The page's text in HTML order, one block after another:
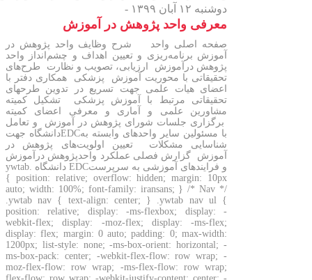
دوشنبه ۱۲ آبان ۱۳۹۹ -
معرفی واحد پژوهش در آموزش
صفحه اصلی واحد شرح وظایف واحد پژوهش در
آموزش برنامه‌ریزی و تعیین اهداف و چشم‌انداز واحد
پژوهش درآموزش ارزیابی، تصویب و نظارت طرح‌های
تحقیقاتی با محوریت آموزش پزشکی همکاری دفتر با
اعضای هیات علمی جهت تسریع در تدوین طرحهای
تحقیقاتی مرتبط با آموزش پزشکی تشکیل کمیته
مشاورین علمی و آماری و معرفی اعضای کمیته
برگزاری جلسات شورای پژوهش در آموزش و تعامل
با مسئولین سایر واحدهای وابسته بهEDCدانشگاه جهت
شناسایی مشکلات تعیین اولویت‌های پژوهش در
آموزش گزارش فصلی عملکرد واحدپژوهش درآموزش
و فرایندهای آموزشی به سرپرستEDC دانشگاه .ywtab
{ position: relative; overflow: hidden; margin: 10px
auto; width: 100%; font-family: iransans; } /* Nav */
.ywtab nav { text-align: center; } .ywtab nav ul {
position: relative; display: -ms-flexbox; display: -
webkit-flex; display: -moz-flex; display: -ms-flex;
display: flex; margin: 0 auto; padding: 0; max-width:
1200px; list-style: none; -ms-box-orient: horizontal; -
ms-box-pack: center; -webkit-flex-flow: row wrap; -
moz-flex-flow: row wrap; -ms-flex-flow: row wrap;